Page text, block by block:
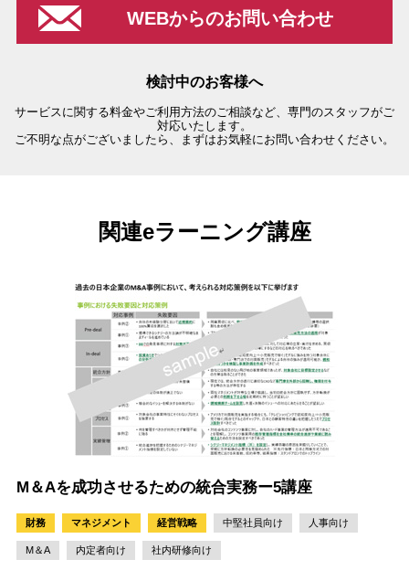
WEBからのお問い合わせ
検討中のお客様へ
サービスに関する料金やご利用方法のご相談など、専門のスタッフがご
対応いたします。
ご不明な点がございましたら、まずはお気軽にお問い合わせください。
関連eラーニング講座
M＆Aを成功させるための統合実務ー5講座
財務 マネジメント 経営戦略 中堅社員向け 人事向け
M＆A 内定者向け 社内研修向け